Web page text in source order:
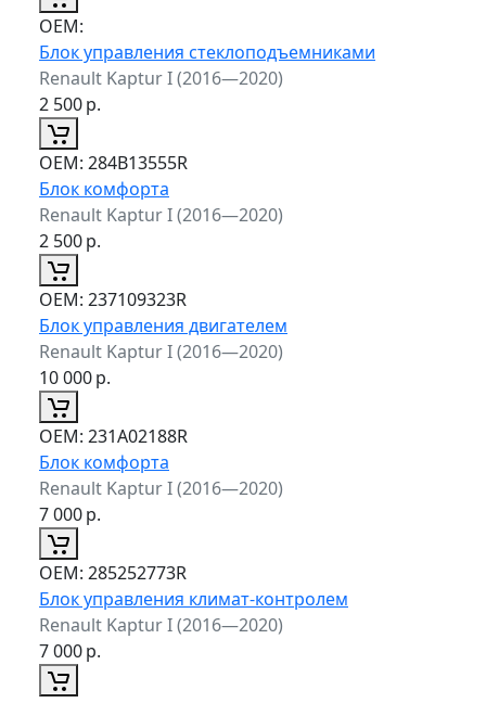
ОЕМ:
Блок управления стеклоподъемниками
Renault Kaptur I (2016—2020)
2 500р.
ОЕМ: 284B13555R
Блок комфорта
Renault Kaptur I (2016—2020)
2 500р.
ОЕМ: 237109323R
Блок управления двигателем
Renault Kaptur I (2016—2020)
10 000р.
ОЕМ: 231A02188R
Блок комфорта
Renault Kaptur I (2016—2020)
7 000р.
ОЕМ: 285252773R
Блок управления климат-контролем
Renault Kaptur I (2016—2020)
7 000р.